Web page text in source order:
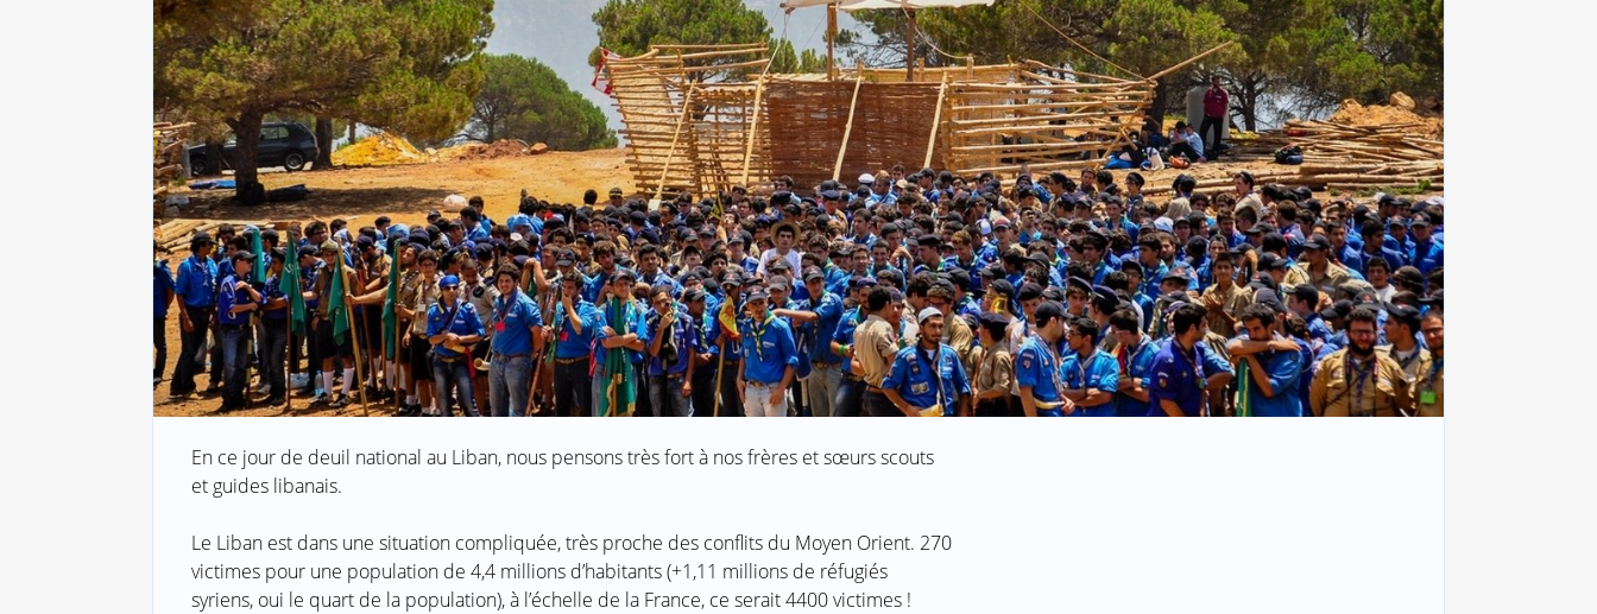
En ce jour de deuil national au Liban, nous pensons très fort à nos frères et sœurs scouts
et guides libanais.
Le Liban est dans une situation compliquée, très proche des conflits du Moyen Orient. 270
victimes pour une population de 4,4 millions d’habitants (+1,11 millions de réfugiés
syriens, oui le quart de la population), à l’échelle de la France, ce serait 4400 victimes !